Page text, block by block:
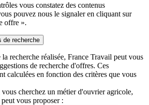
vous constatez des contenus
pouvez nous le signaler en cliquant sur
offre ».
de recherche
recherche réalisée, France Travail peut vous
de recherche d'offres. Ces
calculées en fonction des critères que vous
vous cherchez un métier d'ouvrier agricole,
vous proposer :